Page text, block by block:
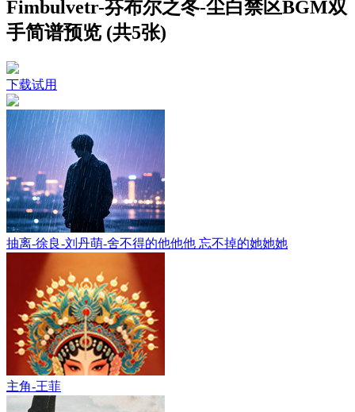
Fimbulvetr-芬布尔之冬-尘白禁区BGM双
手简谱预览 (共5张)
下载试用
抽离-徐良-刘丹萌-舍不得的他他他 忘不掉的她她她
主角-王菲